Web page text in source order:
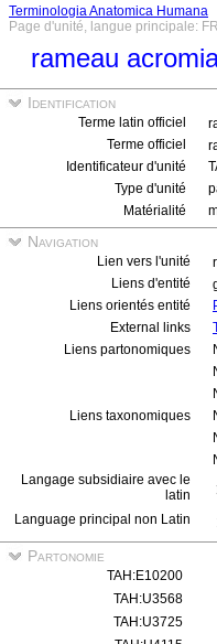
Terminologia Anatomica Humana
Page d'unité, langue principale:
rameau
Identification
Terme latin officiel
Terme officiel
Identificateur d'unité
Type d'unité
Matérialité
Navigation
Lien vers l'unité
Liens d'entité
Liens orientés entité
External links
Liens partonomiques
Liens taxonomiques
Langage subsidiaire avec le
latin
Language principal non Latin
Partonomie
TAH:E10200
TAH:U3568
TAH:U3725